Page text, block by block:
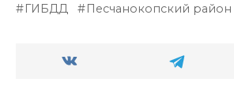
ГИБДД
Песчанокопский район